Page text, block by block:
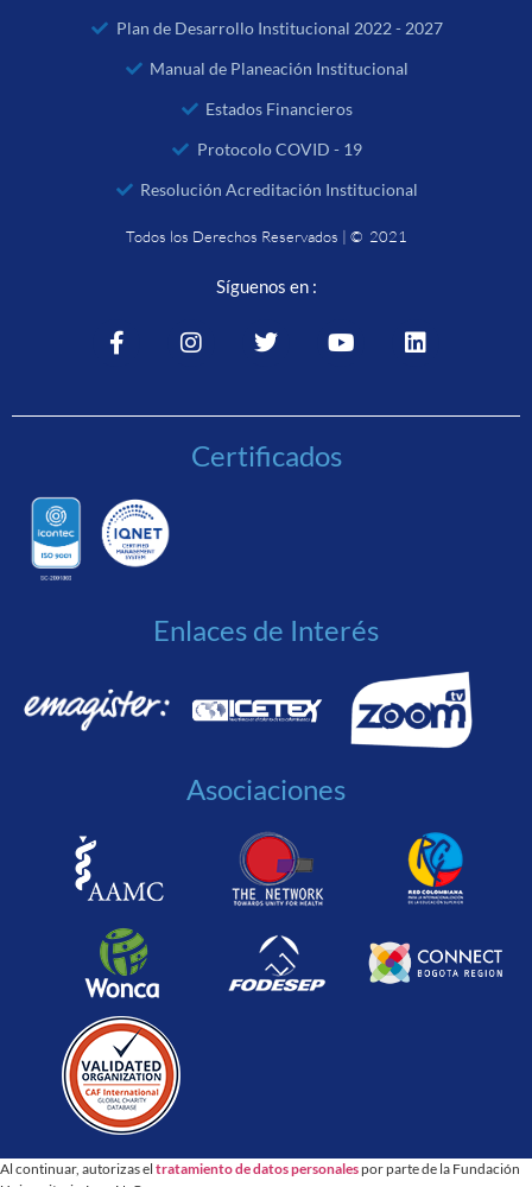
Plan de Desarrollo Institucional 2022 - 2027
Manual de Planeación Institucional
Estados Financieros
Protocolo COVID - 19
Resolución Acreditación Institucional
Todos los Derechos Reservados | © 2021
Síguenos en :
Certificados
Enlaces de Interés
Asociaciones
Al continuar, autorizas el tratamiento de datos personalespor parte de la Fundación